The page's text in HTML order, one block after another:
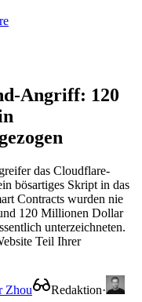
Angriff: 120
das Cloudflare-
bösartiges Skript in das
Contracts wurden nie
120 Millionen Dollar
unterzeichneten.
Teil Ihrer
Zhou Redaktion·